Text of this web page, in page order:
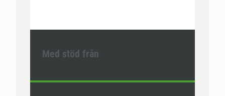
Med stöd från